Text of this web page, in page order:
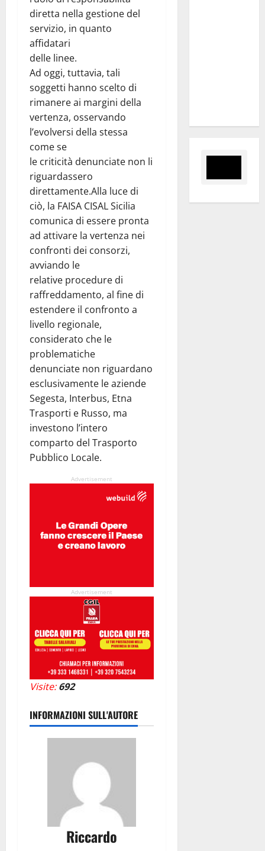
diretta nella gestione del
servizio, in quanto
affidatari
delle linee.
Ad oggi, tuttavia, tali
soggetti hanno scelto di
rimanere ai margini della
vertenza, osservando
l’evolversi della stessa
come se
le criticità denunciate non li
riguardassero
direttamente.Alla luce di
ciò, la FAISA CISAL Sicilia
comunica di essere pronta
ad attivare la vertenza nei
confronti dei consorzi,
avviando le
relative procedure di
raffreddamento, al fine di
estendere il confronto a
livello regionale,
considerato che le
problematiche
denunciate non riguardano
esclusivamente le aziende
Segesta, Interbus, Etna
Trasporti e Russo, ma
investono l’intero
comparto del Trasporto
Pubblico Locale.
Advertisement
Advertisement
Visite: 692
INFORMAZIONI SULL'AUTORE
Riccardo